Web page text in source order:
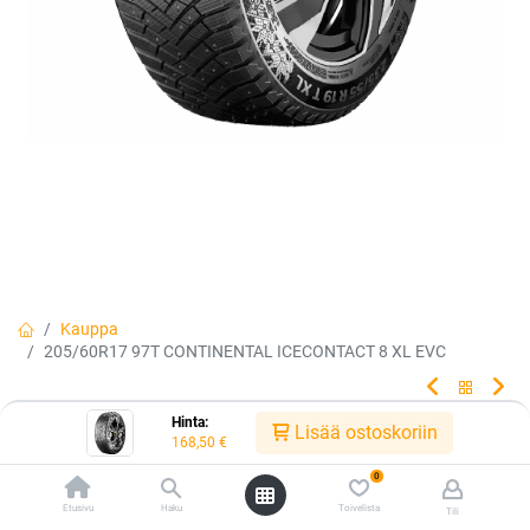
Hinta:
168,50 € Lisää ostoskoriin
Etusivu Haku
0
Toivelista Tili
Kauppa
205/60R17 97T CONTINENTAL ICECONTACT 8 XL EVC
205/60R17 97T CONTINENTAL
ICECONTACT 8 XL EVC
UUTUUS 2026! Continental IceContact 8 - uusi teiden kulumista